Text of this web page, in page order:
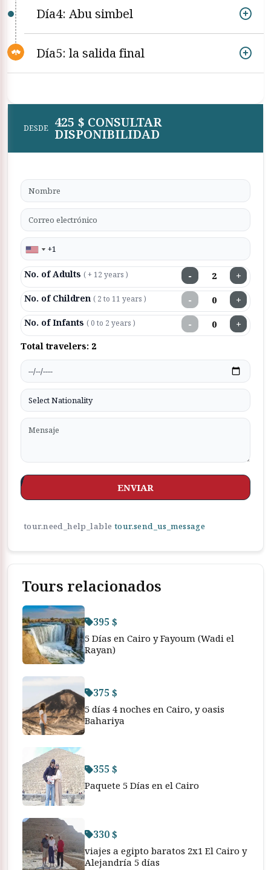
Día4: Abu simbel
Día5: la salida final
DESDE 425 $ CONSULTAR
DISPONIBILIDAD
No. of Adults ( + 12 years ) − +
No. of Children ( 2 to 11 years ) − +
No. of Infants ( 0 to 2 years ) − +
Total travelers: 2
ENVIAR
tour.need_help_lable tour.send_us_message
Tours relacionados
395 $
5 Días en Cairo y Fayoum (Wadi el
Rayan)
375 $
5 días 4 noches en Cairo, y oasis
Bahariya
355 $
Paquete 5 Días en el Cairo
330 $
viajes a egipto baratos 2x1 El Cairo y
Alejandría 5 días